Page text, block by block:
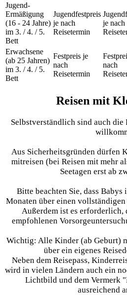
Jugend-
Ermäßigung
(16 - 24 Jahre)
im 3. / 4. / 5.
Bett
Jugendfestpreis
je nach
Reisetermin
je nach
Erwachsene
(ab 25 Jahren)
im 3. / 4. / 5.
Bett
Festpreis je
nach
Reisetermin
nach
Reisen mit
Selbstverständlich sind auch
Aus Sicherheitsgründen dürfen
mitreisen (bei Reisen mit mehr
Seetagen erst ab
Bitte beachten Sie, dass
Monaten über einen
Außerdem ist es erforderlich,
empfohlenen
Wichtig: Alle Kinder (ab Geburt)
über ein eigenes
Neben dem Reisepass,
wird in vielen Ländern auch ein
Lichtbild und dem Vermerk
ausreichend